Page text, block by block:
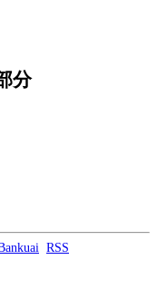
分
RSS